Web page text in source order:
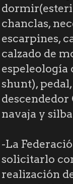
chanclas,
escarpines,
calzado de
espeleología
shunt),
descendedor
navaja y
-La
solicitarlo
realización